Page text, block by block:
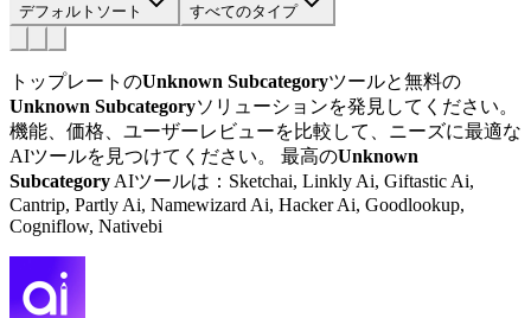
デフォルトソート すべてのタイプ
トップレートのUnknown Subcategoryツールと無料の
Unknown Subcategoryソリューションを発見してください。
機能、価格、ユーザーレビューを比較して、ニーズに最適な
AIツールを見つけてください。
最高のUnknown
Subcategory AIツールは：Sketchai, Linkly Ai, Giftastic Ai,
Cantrip, Partly Ai, Namewizard Ai, Hacker Ai, Goodlookup,
Cogniflow, Nativebi